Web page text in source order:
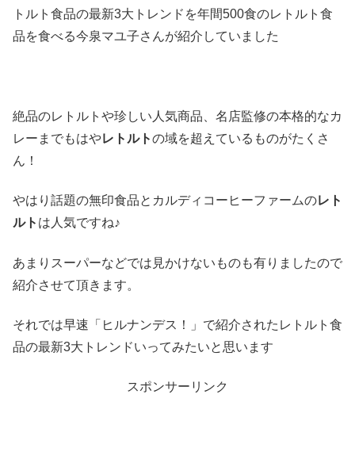
トルト食品の最新3大トレンドを年間500食のレトルト食
品を食べる今泉マユ子さんが紹介していました
絶品のレトルトや珍しい人気商品、名店監修の本格的なカ
レーまでもはやレトルトの域を超えているものがたくさ
ん！
やはり話題の無印食品とカルディコーヒーファームのレト
ルト は人気ですね♪
あまりスーパーなどでは見かけないものも有りましたので
紹介させて頂きます。
それでは早速「ヒルナンデス！」で紹介されたレトルト食
品の最新3大トレンドいってみたいと思います
スポンサーリンク